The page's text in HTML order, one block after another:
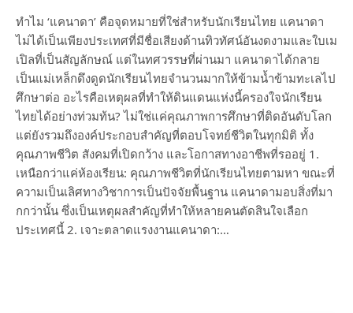
ทำไม ‘แคนาดา’ คือจุดหมายที่ใช่สำหรับนักเรียนไทย แคนาดา
ไม่ได้เป็นเพียงประเทศที่มีชื่อเสียงด้านทิวทัศน์อันงดงามและใบเม
เปิลที่เป็นสัญลักษณ์ แต่ในทศวรรษที่ผ่านมา แคนาดาได้กลาย
เป็นแม่เหล็กดึงดูดนักเรียนไทยจำนวนมากให้ข้ามน้ำข้ามทะเลไป
ศึกษาต่อ อะไรคือเหตุผลที่ทำให้ดินแดนแห่งนี้ครองใจนักเรียน
ไทยได้อย่างท่วมท้น? ไม่ใช่แค่คุณภาพการศึกษาที่ติดอันดับโลก
แต่ยังรวมถึงองค์ประกอบสำคัญที่ตอบโจทย์ชีวิตในทุกมิติ ทั้ง
คุณภาพชีวิต สังคมที่เปิดกว้าง และโอกาสทางอาชีพที่รออยู่ 1.
เหนือกว่าแค่ห้องเรียน: คุณภาพชีวิตที่นักเรียนไทยตามหา ขณะที่
ความเป็นเลิศทางวิชาการเป็นปัจจัยพื้นฐาน แคนาดามอบสิ่งที่มา
กกว่านั้น ซึ่งเป็นเหตุผลสำคัญที่ทำให้หลายคนตัดสินใจเลือก
ประเทศนี้ 2. เจาะตลาดแรงงานแคนาดา:…